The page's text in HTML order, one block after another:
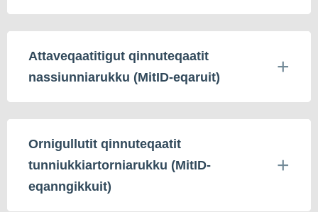
Attaveqaatitigut qinnuteqaatit
nassiunniarukku (MitID-eqaruit)
Ornigullutit qinnuteqaatit
tunniukkiartorniarukku (MitID-
eqanngikkuit)